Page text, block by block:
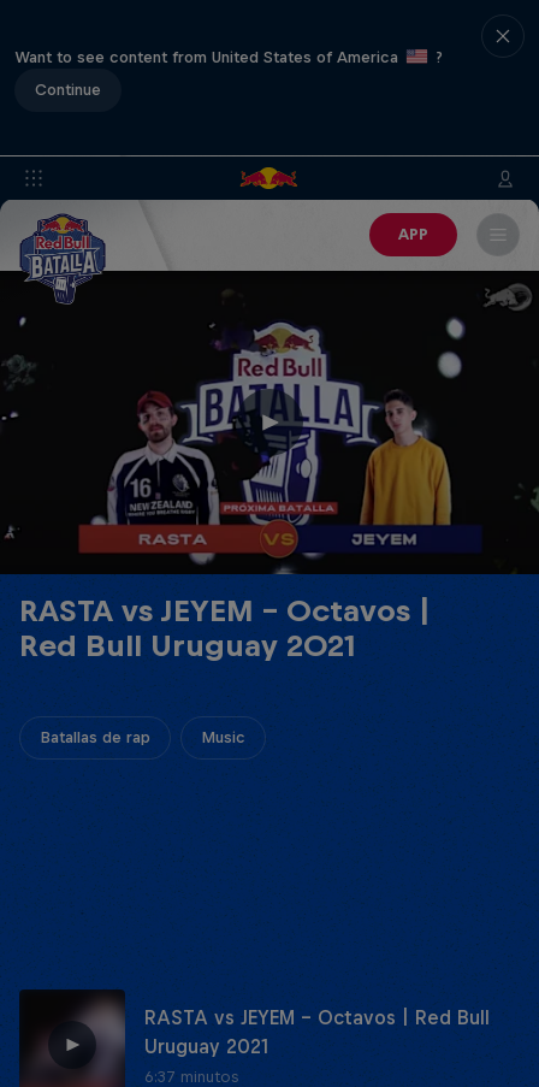
Want to see content from United States of America
?
Continue
APP
RASTA vs JEYEM - Octavos |
Red Bull Uruguay 2021
Batallas de rap Music
RASTA vs JEYEM - Octavos | Red Bull
Uruguay 2021
6:37 minutos